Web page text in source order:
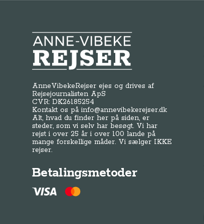
Anne-Vibeke Rejser
AnneVibekeRejser ejes og drives af
Rejsejournalisten ApS
CVR: DK26185254
Kontakt os påinfo@annevibekerejser.dk
Alt, hvad du finder her på siden, er
steder, som vi selv har besøgt. Vi har
rejst i over 25 år i over 100 lande på
mange forskellige måder. Vi sælger IKKE
rejser.
Betalingsmetoder